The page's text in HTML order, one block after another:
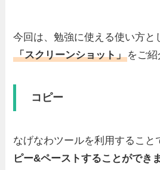
今回は、勉強に使える使い方と
「スクリーンショット」をご紹
コピー
なげなわツールを利用すること
ピー&ペーストすることができ